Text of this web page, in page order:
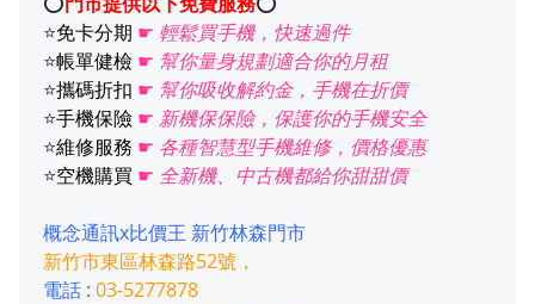
⭐免卡分期 ☛ 輕鬆買手機，快速過件
⭐帳單健檢 ☛ 幫你量身規劃適合你的月租
⭐攜碼折扣 ☛ 幫你吸收解約金，手機在折價
⭐手機保險 ☛ 新機保保險，保護你的手機安全
⭐維修服務 ☛ 各種智慧型手機維修，價格優惠
⭐空機購買 ☛ 全新機、中古機都給你甜甜價
概念通訊x比價王 新竹林森門市
新竹市東區林森路52號，
電話 : 03-5277878